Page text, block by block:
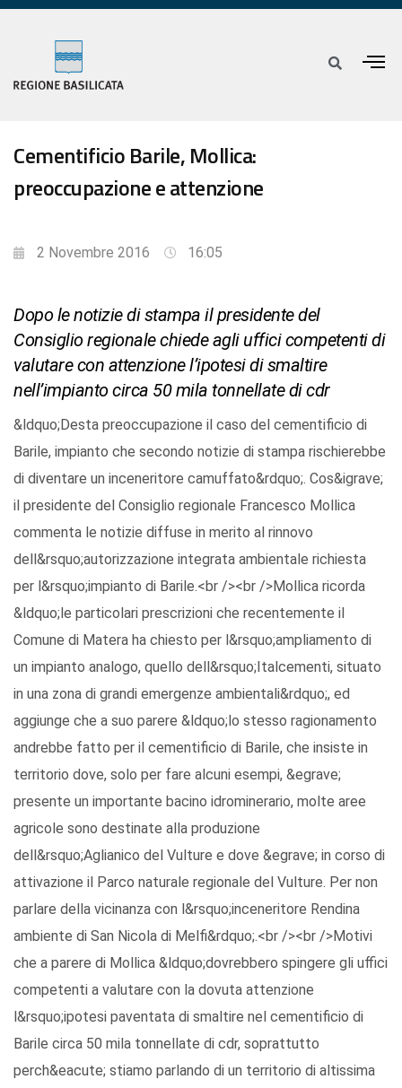
Cementificio Barile, Mollica:
preoccupazione e attenzione
2 Novembre 2016 16:05
Dopo le notizie di stampa il presidente del
Consiglio regionale chiede agli uffici competenti di
valutare con attenzione l’ipotesi di smaltire
nell’impianto circa 50 mila tonnellate di cdr
&ldquo;Desta preoccupazione il caso del cementificio di
Barile, impianto che secondo notizie di stampa rischierebbe
di diventare un inceneritore camuffato&rdquo;. Cos&igrave;
il presidente del Consiglio regionale Francesco Mollica
commenta le notizie diffuse in merito al rinnovo
dell&rsquo;autorizzazione integrata ambientale richiesta
per l&rsquo;impianto di Barile.<br /><br />Mollica ricorda
&ldquo;le particolari prescrizioni che recentemente il
Comune di Matera ha chiesto per l&rsquo;ampliamento di
un impianto analogo, quello dell&rsquo;Italcementi, situato
in una zona di grandi emergenze ambientali&rdquo;, ed
aggiunge che a suo parere &ldquo;lo stesso ragionamento
andrebbe fatto per il cementificio di Barile, che insiste in
territorio dove, solo per fare alcuni esempi, &egrave;
presente un importante bacino idrominerario, molte aree
agricole sono destinate alla produzione
dell&rsquo;Aglianico del Vulture e dove &egrave; in corso di
attivazione il Parco naturale regionale del Vulture. Per non
parlare della vicinanza con l&rsquo;inceneritore Rendina
ambiente di San Nicola di Melfi&rdquo;.<br /><br />Motivi
che a parere di Mollica &ldquo;dovrebbero spingere gli uffici
competenti a valutare con la dovuta attenzione
l&rsquo;ipotesi paventata di smaltire nel cementificio di
Barile circa 50 mila tonnellate di cdr, soprattutto
perch&eacute; stiamo parlando di un territorio di altissima